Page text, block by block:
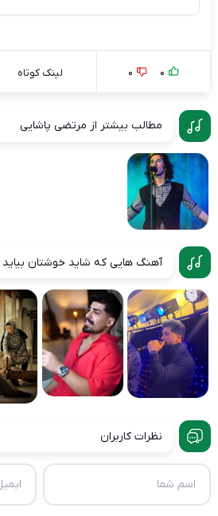
0
0 لینک کوتاه
مطالب بیشتر از مرتضی پاشایی
آهنگ هایی که شاید خوشتان بیاید
نظرات کاربران